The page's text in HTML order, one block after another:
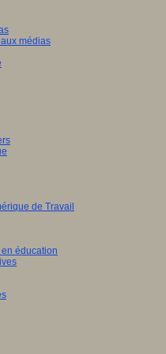
médias
de Travail
éducation